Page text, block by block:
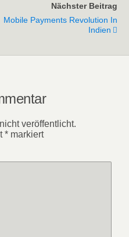
Nächster Beitrag
Mobile Payments Revolution In
Indien
veröffentlicht.
* markiert